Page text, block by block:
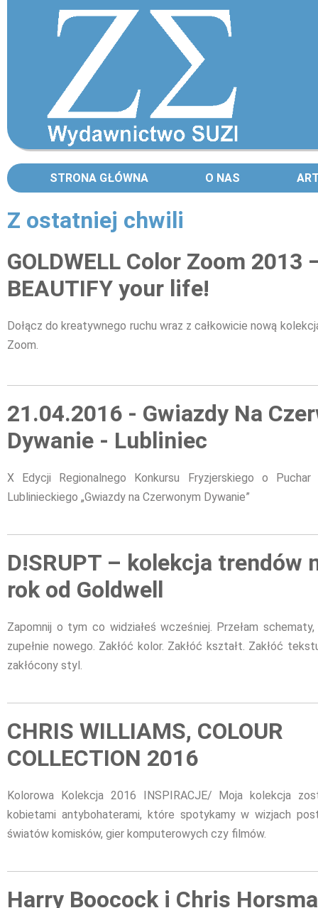
STRONA GŁÓWNA O NAS
Z ostatniej chwili
GOLDWELL Color Zoom 2013
BEAUTIFY your life!
Dołącz do kreatywnego ruchu wraz z całkowicie nową
Zoom.
21.04.2016 - Gwiazdy Na
Dywanie - Lubliniec
X Edycji Regionalnego Konkursu Fryzjerskiego o
Lublinieckiego „Gwiazdy na Czerwonym Dywanie”
D!SRUPT – kolekcja trendów
rok od Goldwell
Zapomnij o tym co widziałeś wcześniej. Przełam
zupełnie nowego. Zakłóć kolor. Zakłóć kształt. Zakłóć
zakłócony styl.
CHRIS WILLIAMS, COLOUR
COLLECTION 2016
Kolorowa Kolekcja 2016 INSPIRACJE/ Moja kolekcja
kobietami antybohaterami, które spotykamy w wizjach
światów komisków, gier komputerowych czy filmów.
Harry Boocock i Chris